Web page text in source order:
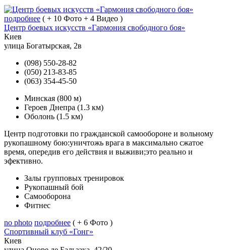
подробнее ( + 10 Фото + 4 Видео )
Центр боевых искусств «Гармония свободного боя»
Киев
улица Богатырская, 2в
(098) 550-28-82
(050) 213-83-85
(063) 354-45-50
Минская (800 м)
Героев Днепра (1.3 км)
Оболонь (1.5 км)
Центр подготовки по гражданской самообороне и вольному
рукопашному бою:уничтожь врага в максимально сжатое
время, опередив его действия и выживи;это реально и
эфективно.
Залы групповых тренировок
Рукопашный бой
Самооборона
Фитнес
no photo подробнее ( + 6 Фото )
Спортивный клуб «Гонг»
Киев